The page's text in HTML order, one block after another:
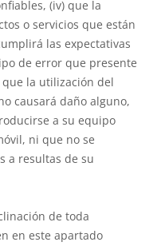
(iv) que la
o servicios que están
las expectativas
de error que presente
que la utilización del
causará daño alguno,
a su equipo
ni que no se
a resultas de su
de toda
en este apartado